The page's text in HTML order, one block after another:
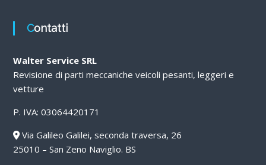
Contatti
Walter Service SRL
Revisione di parti meccaniche veicoli pesanti, leggeri e
vetture
P. IVA: 03064420171
Via Galileo Galilei, seconda traversa, 26
25010 – San Zeno Naviglio. BS